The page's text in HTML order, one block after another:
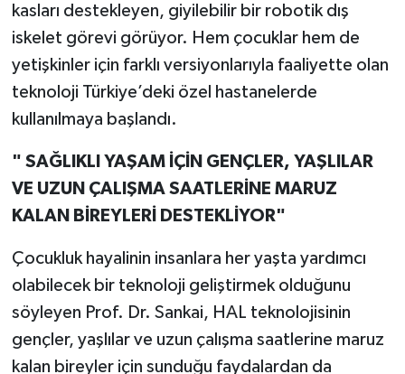
kasları destekleyen, giyilebilir bir robotik dış
iskelet görevi görüyor. Hem çocuklar hem de
yetişkinler için farklı versiyonlarıyla faaliyette olan
teknoloji Türkiye’deki özel hastanelerde
kullanılmaya başlandı.
" SAĞLIKLI YAŞAM İÇİN GENÇLER, YAŞLILAR
VE UZUN ÇALIŞMA SAATLERİNE MARUZ
KALAN BİREYLERİ DESTEKLİYOR"
Çocukluk hayalinin insanlara her yaşta yardımcı
olabilecek bir teknoloji geliştirmek olduğunu
söyleyen Prof. Dr. Sankai, HAL teknolojisinin
gençler, yaşlılar ve uzun çalışma saatlerine maruz
kalan bireyler için sunduğu faydalardan da